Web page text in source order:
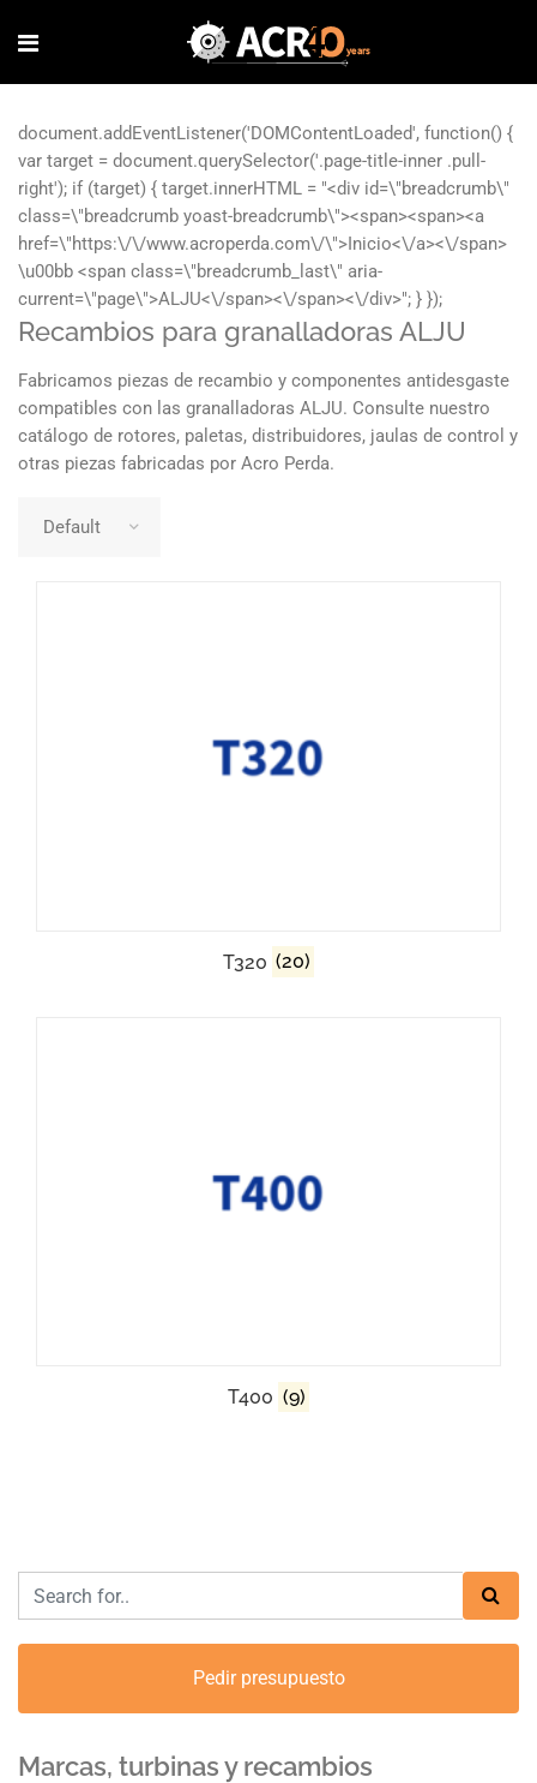
Recambios para granalladoras ALJU
Fabricamos piezas de recambio y componentes antidesgaste
compatibles con las granalladoras ALJU. Consulte nuestro
catálogo de rotores, paletas, distribuidores, jaulas de control y
otras piezas fabricadas por Acro Perda.
T320 (20)
T400 (9)
Pedir presupuesto
Marcas, turbinas y recambios